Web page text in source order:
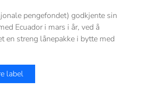
pengefondet) godkjente sin
Ecuador i mars i år, ved å
en streng lånepakke i bytte med
label